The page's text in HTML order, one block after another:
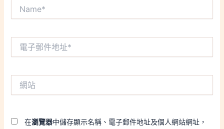
在瀏覽器中儲存顯示名稱、電子郵件地址及個人網站網址，